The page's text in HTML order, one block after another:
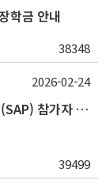
학금 안내
38348
(~3/6) 2026하계 Study Abroad Program (SAP) 참가자 모집 안내
39499
2026-02-24